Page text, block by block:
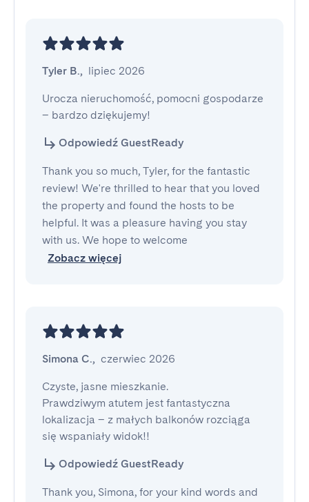
Tyler B., lipiec 2026
Urocza nieruchomość, pomocni gospodarze
– bardzo dziękujemy!
Odpowiedź GuestReady
Thank you so much, Tyler, for the fantastic
review! We're thrilled to hear that you loved
the property and found the hosts to be
helpful. It was a pleasure having you stay
with us. We hope to welcome
Zobacz więcej
Simona C., czerwiec 2026
Czyste, jasne mieszkanie.
Prawdziwym atutem jest fantastyczna
lokalizacja – z małych balkonów rozciąga
się wspaniały widok!!
Odpowiedź GuestReady
Thank you, Simona, for your kind words and